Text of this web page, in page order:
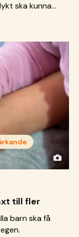
ska kunna
tillvaro.
till fler
barn ska få